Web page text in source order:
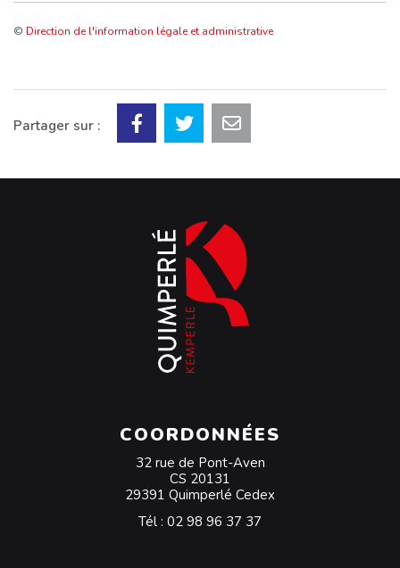
© Direction de l'information légale et administrative
Partager sur :
COORDONNÉES
32 rue de Pont-Aven
CS 20131
29391 Quimperlé Cedex
Tél : 02 98 96 37 37